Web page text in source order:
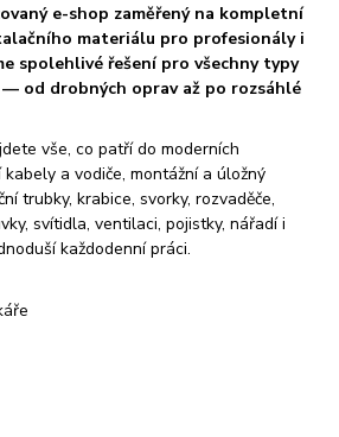
e-shop zaměřený na kompletní
materiálu pro profesionály i
spolehlivé řešení pro všechny typy
od drobných oprav až po rozsáhlé
vše, co patří do moderních
a vodiče, montážní a úložný
trubky, krabice, svorky, rozvaděče,
svítidla, ventilaci, pojistky, nářadí i
každodenní práci.